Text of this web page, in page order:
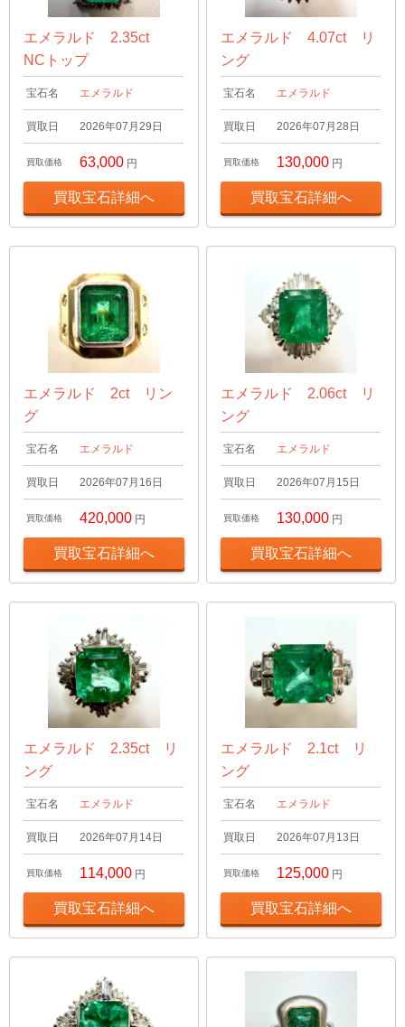
エメラルド 2.35ct
NCトップ
宝石名 エメラルド
買取日 2026年07月29日
買取価格 63,000 円
買取宝石詳細へ
エメラルド 4.07ct リ
ング
宝石名 エメラルド
買取日 2026年07月28日
買取価格 130,000 円
買取宝石詳細へ
エメラルド 2ct リン
グ
宝石名 エメラルド
買取日 2026年07月16日
買取価格 420,000 円
買取宝石詳細へ
エメラルド 2.06ct リ
ング
宝石名 エメラルド
買取日 2026年07月15日
買取価格 130,000 円
買取宝石詳細へ
エメラルド 2.35ct リ
ング
宝石名 エメラルド
買取日 2026年07月14日
買取価格 114,000 円
買取宝石詳細へ
エメラルド 2.1ct リ
ング
宝石名 エメラルド
買取日 2026年07月13日
買取価格 125,000 円
買取宝石詳細へ